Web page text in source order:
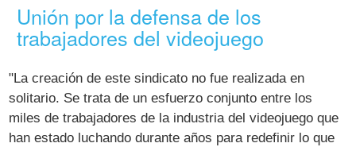
Unión por la defensa de los
trabajadores del videojuego
"La creación de este sindicato no fue realizada en
solitario. Se trata de un esfuerzo conjunto entre los
miles de trabajadores de la industria del videojuego que
han estado luchando durante años para redefinir lo que